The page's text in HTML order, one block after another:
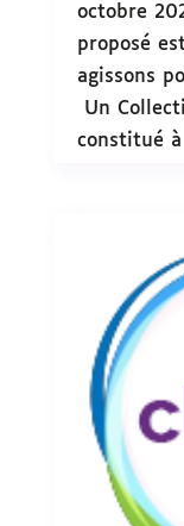
octobre
proposé
agissons
Un
constitué